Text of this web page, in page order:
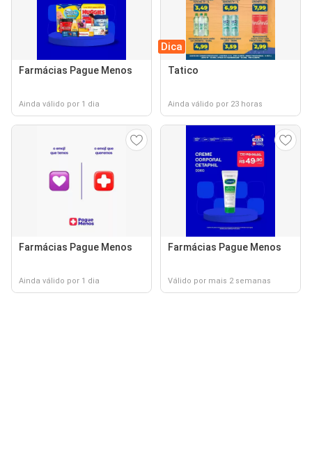
Farmácias Pague Menos
Ainda válido por 1 dia
Dica
Tatico
Ainda válido por 23 horas
Farmácias Pague Menos
Ainda válido por 1 dia
Farmácias Pague Menos
Válido por mais 2 semanas